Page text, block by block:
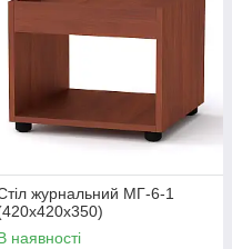
журнальний МГ-6-1
наявності